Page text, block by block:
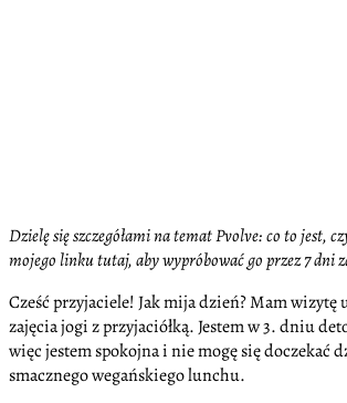
Dzielę się szczegółami na temat Pvolve: co to jest,
mojego linku tutaj, aby wypróbować go przez 7 dni
Cześć przyjaciele! Jak mija dzień? Mam
zajęcia jogi z przyjaciółką. Jestem w 3. dniu
więc jestem spokojna i nie mogę się doczekać
smacznego wegańskiego lunchu.